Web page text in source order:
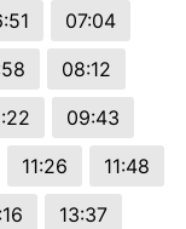
07:04
08:12
09:43
11:26
11:48
13:37